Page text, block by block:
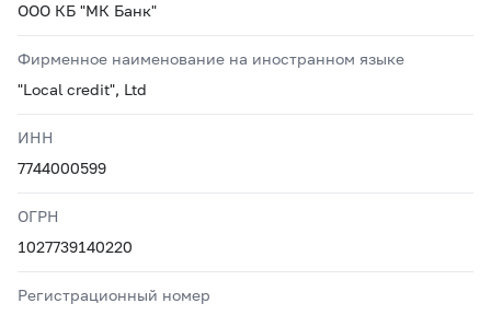
ООО КБ "МК Банк"
Фирменное наименование на иностранном языке
"Local credit", Ltd
ИНН
7744000599
ОГРН
1027739140220
Регистрационный номер